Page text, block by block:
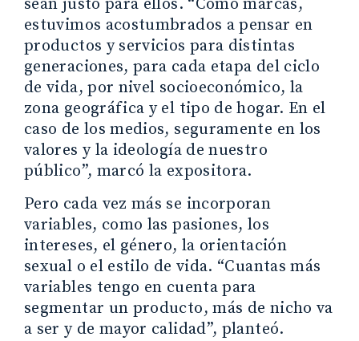
sean justo para ellos. “Como marcas,
estuvimos acostumbrados a pensar en
productos y servicios para distintas
generaciones, para cada etapa del ciclo
de vida, por nivel socioeconómico, la
zona geográfica y el tipo de hogar. En el
caso de los medios, seguramente en los
valores y la ideología de nuestro
público”, marcó la expositora.
Pero cada vez más se incorporan
variables, como las pasiones, los
intereses, el género, la orientación
sexual o el estilo de vida. “Cuantas más
variables tengo en cuenta para
segmentar un producto, más de nicho va
a ser y de mayor calidad”, planteó.